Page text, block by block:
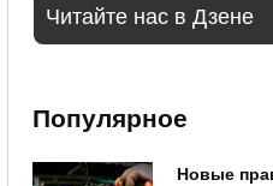
Читайте нас в Дзене
Популярное
Новые